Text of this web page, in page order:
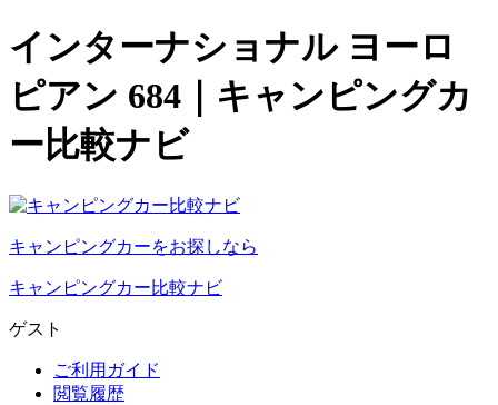
インターナショナル ヨーロ
ピアン 684｜キャンピングカ
ー比較ナビ
キャンピングカーをお探しなら
キャンピングカー比較ナビ
ゲスト
ご利用ガイド
閲覧履歴